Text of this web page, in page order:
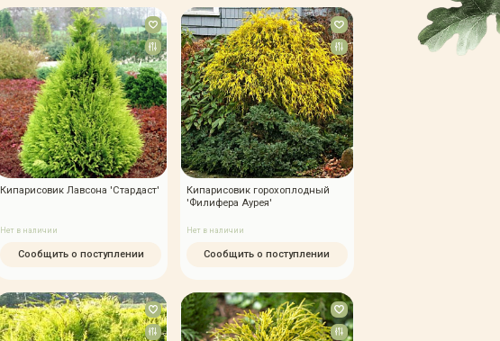
Кипарисовик Лавсона 'Стардаст'
Нет в наличии
Сообщить о поступлении
Кипарисовик горохоплодный
'Филифера Аурея'
Нет в наличии
Сообщить о поступлении